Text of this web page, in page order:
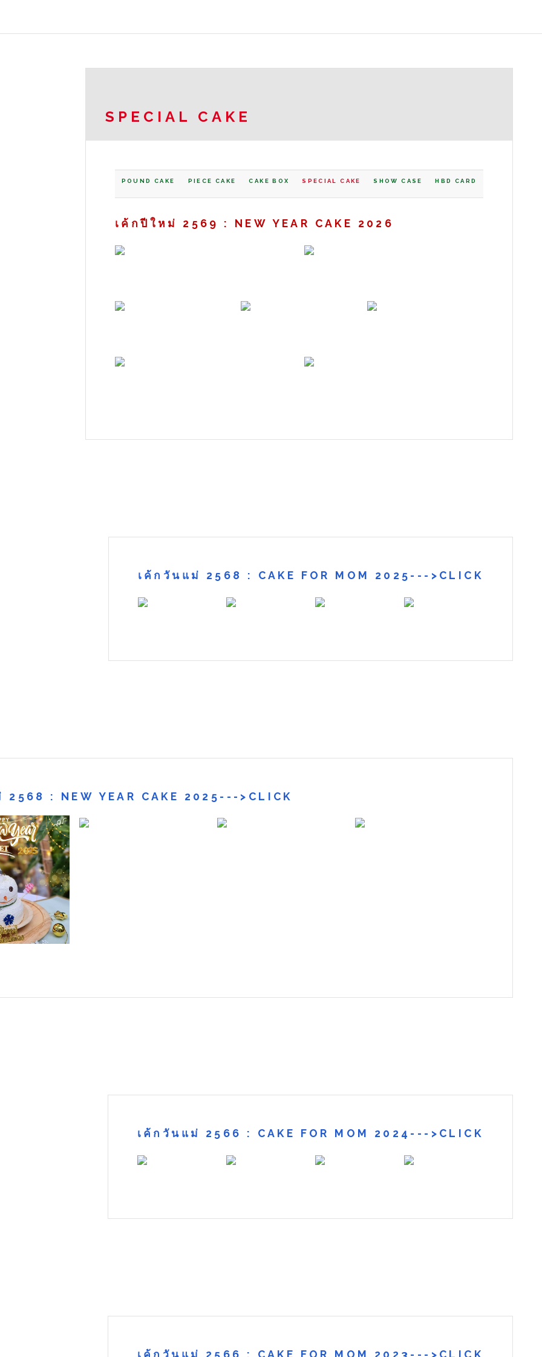
SPECIAL CAKE
POUND CAKE PIECE CAKE CAKE BOX SPECIAL CAKE SHOW CASE HBD CARD
เค้กปีใหม่ 2569 : NEW YEAR CAKE 2026
เค้กวันแม่ 2568 : CAKE FOR MOM 2025--->CLICK
2568 : NEW YEAR CAKE 2025--->CLICK
เค้กวันแม่ 2566 : CAKE FOR MOM 2024--->CLICK
เค้กวันแม่ 2566 : CAKE FOR MOM 2023--->CLICK